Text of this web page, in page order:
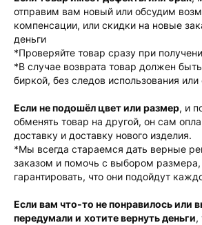
отправим вам новый или обсудим
компенсации, или скидки на новые
деньги
*Проверяйте товар сразу при
*В случае возврата товар должен
биркой, без следов использования или
Если не подошёл цвет или размер, и
обменять товар на другой, он сам
доставку и доставку нового изделия.
*Мы всегда стараемся дать верные
заказом и помочь с выбором
гарантировать, что они подойдут
Если вам что-то не понравилось или
передумали и хотите вернуть деньги,